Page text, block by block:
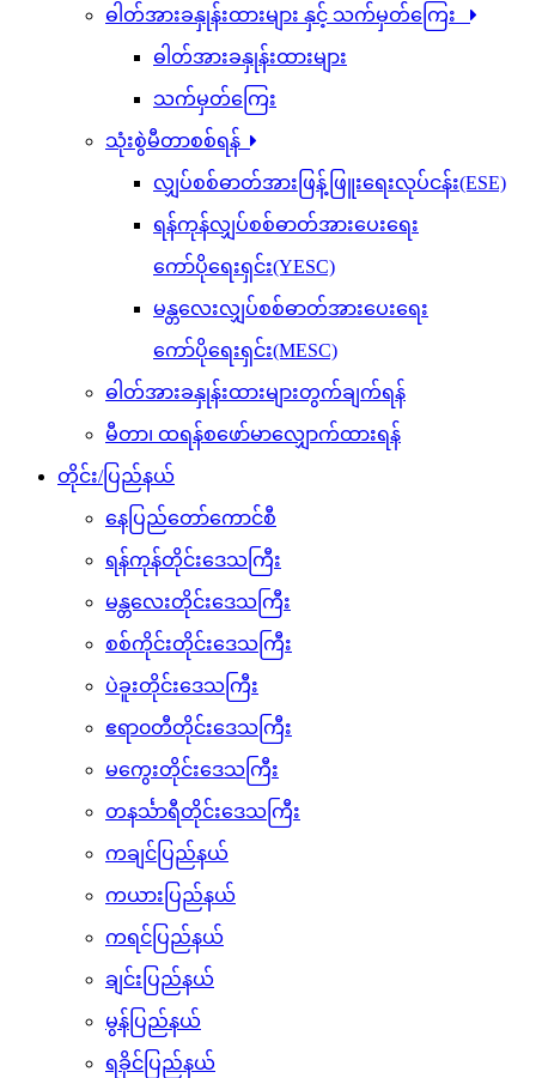
ဓါတ်အားခနှုန်းထားများ နှင့် သက်မှတ်ကြေး
ဓါတ်အားခနှုန်းထားများ
သက်မှတ်ကြေး
သုံးစွဲမီတာစစ်ရန်
လျှပ်စစ်ဓာတ်အားဖြန့်ဖြူးရေးလုပ်ငန်း(ESE)
ရန်ကုန်လျှပ်စစ်ဓာတ်အားပေးရေး
ကော်ပိုရေးရှင်း(YESC)
မန္တလေးလျှပ်စစ်ဓာတ်အားပေးရေး
ကော်ပိုရေးရှင်း(MESC)
ဓါတ်အားခနှုန်းထားများတွက်ချက်ရန်
မီတာ၊ ထရန်စဖော်မာလျှောက်ထားရန်
တိုင်း/ပြည်နယ်
နေပြည်တော်ကောင်စီ
ရန်ကုန်တိုင်းဒေသကြီး
မန္တလေးတိုင်းဒေသကြီး
စစ်ကိုင်းတိုင်းဒေသကြီး
ပဲခူးတိုင်းဒေသကြီး
ဧရာ၀တီတိုင်းဒေသကြီး
မကွေးတိုင်းဒေသကြီး
တနင်္သာရီတိုင်းဒေသကြီး
ကချင်ပြည်နယ်
ကယားပြည်နယ်
ကရင်ပြည်နယ်
ချင်းပြည်နယ်
မွန်ပြည်နယ်
ရခိုင်ပြည်နယ်